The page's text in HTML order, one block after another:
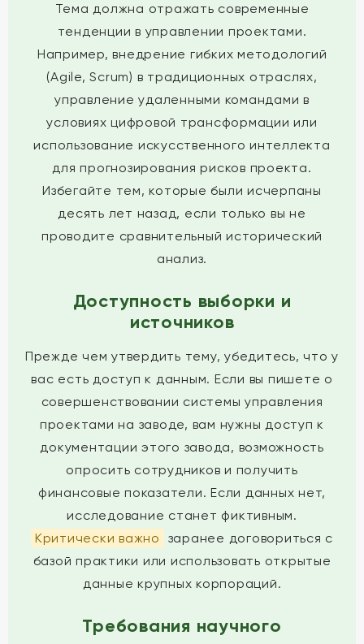
Тема должна отражать современные
тенденции в управлении проектами.
Например, внедрение гибких методологий
(Agile, Scrum) в традиционных отраслях,
управление удаленными командами в
условиях цифровой трансформации или
использование искусственного интеллекта
для прогнозирования рисков проекта.
Избегайте тем, которые были исчерпаны
десять лет назад, если только вы не
проводите сравнительный исторический
анализ.
Доступность выборки и
источников
Прежде чем утвердить тему, убедитесь, что у
вас есть доступ к данным. Если вы пишете о
совершенствовании системы управления
проектами на заводе, вам нужны доступ к
документации этого завода, возможность
опросить сотрудников и получить
финансовые показатели. Если данных нет,
исследование станет фиктивным.
Критически важно
заранее договориться с
базой практики или использовать открытые
данные крупных корпораций.
Требования научного